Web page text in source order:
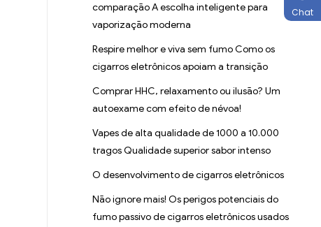
comparação A escolha inteligente para
vaporização moderna
Respire melhor e viva sem fumo Como os
cigarros eletrônicos apoiam a transição
Comprar HHC, relaxamento ou ilusão? Um
autoexame com efeito de névoa!
Vapes de alta qualidade de 1000 a 10.000
tragos Qualidade superior sabor intenso
O desenvolvimento de cigarros eletrônicos
Não ignore mais! Os perigos potenciais do
fumo passivo de cigarros eletrônicos usados
Chat